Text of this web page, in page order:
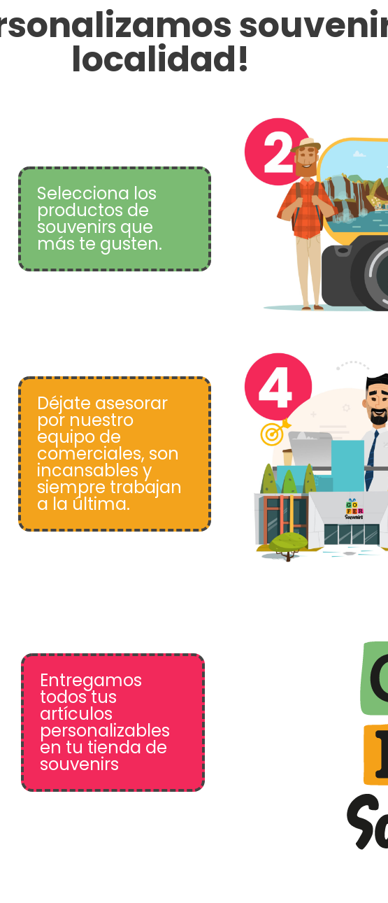
localidad!
Selecciona los
productos de
souvenirs que
más te gusten.
Déjate asesorar
por nuestro
equipo de
comerciales, son
incansables y
siempre trabajan
a la última.
Entregamos
todos tus
artículos
personalizables
en tu tienda de
souvenirs